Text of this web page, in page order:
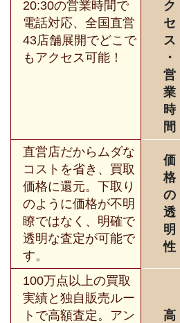
20:30の営業時間で
電話対応、全国直営
43店舗展開でどこで
もアクセス可能！
ク
セ
ス
・
営
業
時
間
直営店だからムダな
コストを省き、買取
価格に還元。下取り
のように価格が不明
瞭ではなく、明確で
透明な査定が可能で
す。
価
格
の
透
明
性
100万点以上の買取
実績と独自販売ルー
トで高額査定。アン
高